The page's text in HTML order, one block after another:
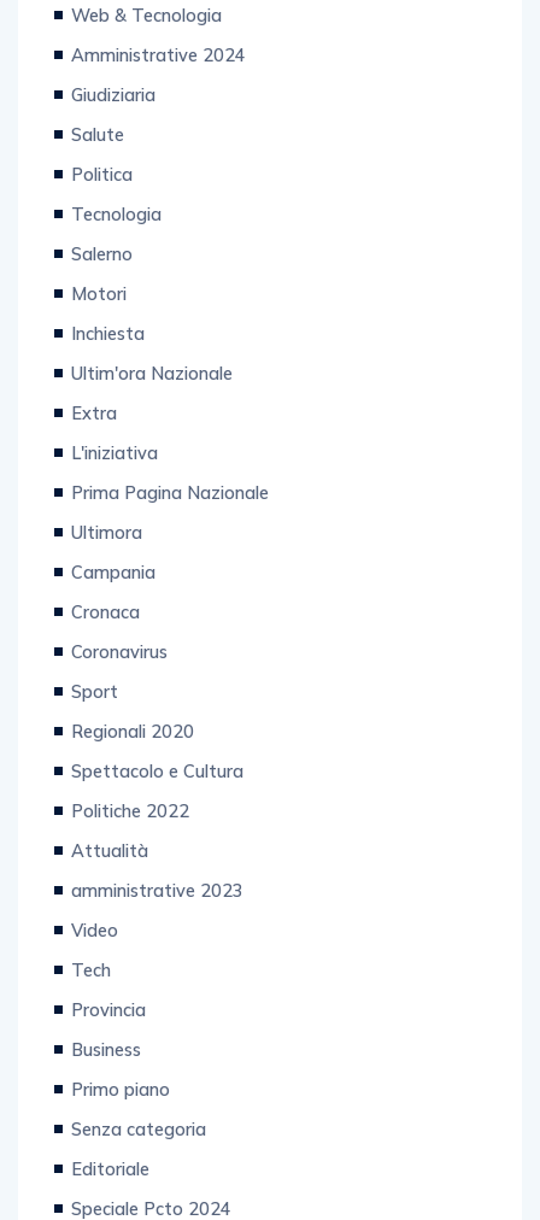
Web & Tecnologia
Amministrative 2024
Giudiziaria
Salute
Politica
Tecnologia
Salerno
Motori
Inchiesta
Ultim'ora Nazionale
Extra
L'iniziativa
Prima Pagina Nazionale
Ultimora
Campania
Cronaca
Coronavirus
Sport
Regionali 2020
Spettacolo e Cultura
Politiche 2022
Attualità
amministrative 2023
Video
Tech
Provincia
Business
Primo piano
Senza categoria
Editoriale
Speciale Pcto 2024